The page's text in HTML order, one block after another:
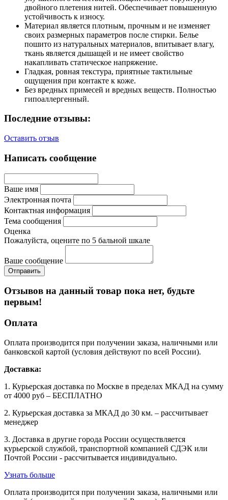
двойного плетения нитей. Обеспечивает повышенную
устойчивость к износу.
Материал является плотным, прочным и не изменяет
своих размерных параметров после стирки. Белье
пошито из натуральных материалов, впитывает влагу,
ткань является дышащей и не имеет свойство
накапливать статическое напряжение.
Гладкая, ровная текстура, приятные тактильные
ощущения при контакте к коже.
Без вредных примесей и вредных веществ. Полностью
гипоаллергенный.
Последние отзывы:
Оставить отзыв
Написать сообщение
Ваше имя
Электронная почта
Контактная информация
Тема сообщения
Оценка
Пожалуйста, оцените по 5 бальной шкале
Ваше сообщение
Отзывов на данный товар пока нет, будьте
первым!
Оплата
Оплата производится при получении заказа, наличными или
банковской картой (условия действуют по всей России).
Доставка:
1. Курьерская доставка по Москве в пределах МКАД на сумму
от 4000 руб – БЕСПЛАТНО
2. Курьерская доставка за МКАД до 30 км. – рассчитывает
менеджер
3. Доставка в другие города России осуществляется
курьерской службой, транспортной компанией СДЭК или
Почтой России - рассчитывается индивидуально.
Узнать больше
Оплата производится при получении заказа, наличными или